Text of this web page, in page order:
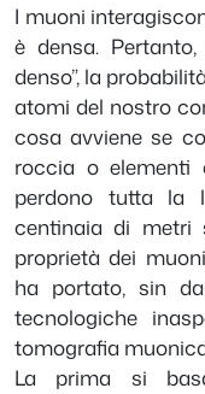
I muoni
è densa.
denso”, la
atomi del nostro
cosa avviene se
roccia o elementi
perdono tutta la
centinaia di metri
proprietà dei
ha portato, sin
tecnologiche
tomografia
La prima si